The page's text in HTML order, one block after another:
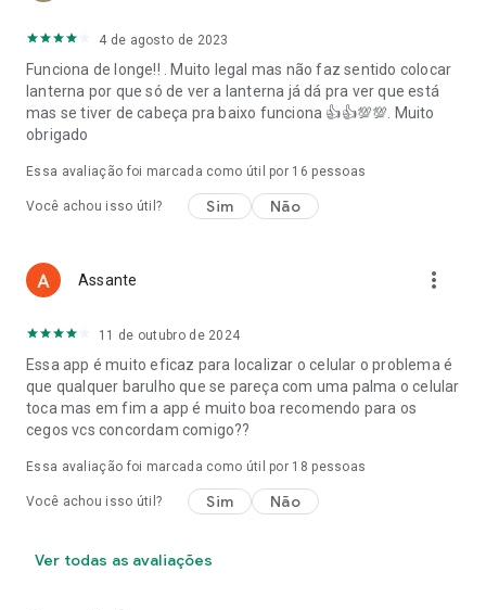
4 de agosto de 2023
Funciona de longe!! . Muito legal mas não faz sentido colocar
lanterna por que só de ver a lanterna já dá pra ver que está
mas se tiver de cabeça pra baixo funciona 👍👍💯💯. Muito
obrigado
Essa avaliação foi marcada como útil por 16 pessoas
Você achou isso útil? Sim Não
Assante more_vert
11 de outubro de 2024
Essa app é muito eficaz para localizar o celular o problema é
que qualquer barulho que se pareça com uma palma o celular
toca mas em fim a app é muito boa recomendo para os
cegos vcs concordam comigo??
Essa avaliação foi marcada como útil por 18 pessoas
Você achou isso útil? Sim Não
Ver todas as avaliações